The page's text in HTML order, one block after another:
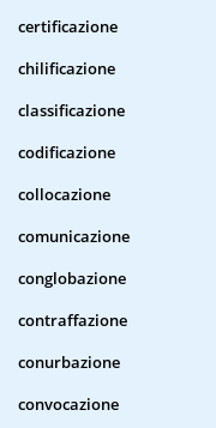
certificazione
chilificazione
classificazione
codificazione
collocazione
comunicazione
conglobazione
contraffazione
conurbazione
convocazione